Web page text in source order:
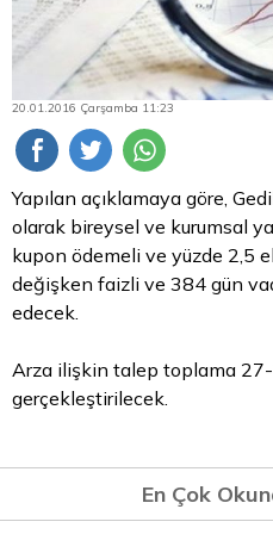
20.01.2016 Çarşamba 11:23
Yapılan açıklamaya göre,
olarak bireysel ve kurumsal
kupon ödemeli ve yüzde 2,5
değişken faizli ve 384 gün
edecek.
Arza ilişkin talep toplama
gerçekleştirilecek.
En Çok